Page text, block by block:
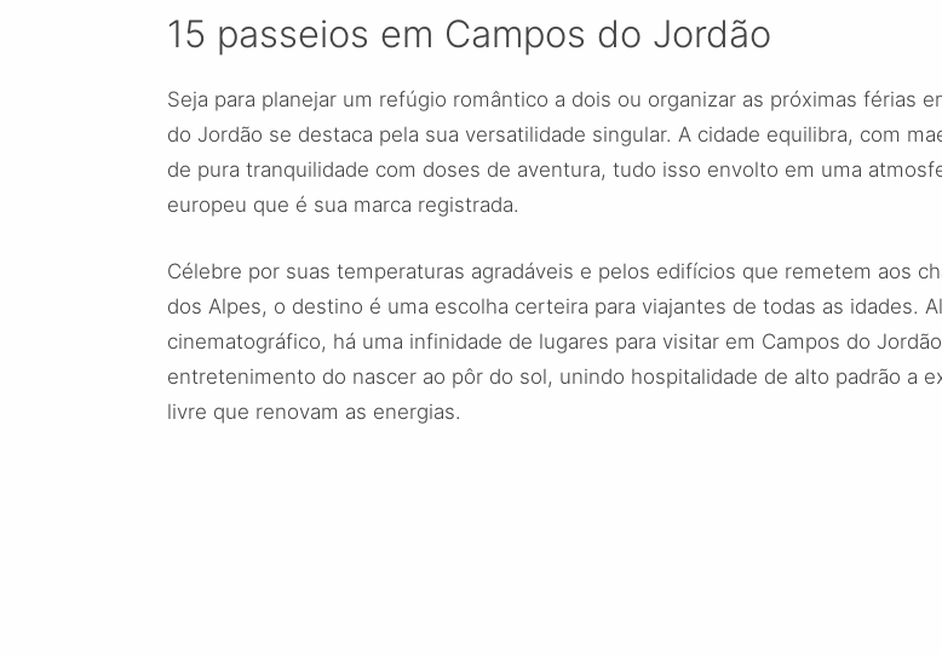
15 passeios em Campos do Jordão
Seja para planejar um refúgio romântico a dois ou organizar as próximas férias
do Jordão se destaca pela sua versatilidade singular. A cidade equilibra, com
de pura tranquilidade com doses de aventura, tudo isso envolto em uma
europeu que é sua marca registrada.
Célebre por suas temperaturas agradáveis e pelos edifícios que remetem aos
dos Alpes, o destino é uma escolha certeira para viajantes de todas as idades.
cinematográfico, há uma infinidade de lugares para visitar em Campos do
entretenimento do nascer ao pôr do sol, unindo hospitalidade de alto padrão a
livre que renovam as energias.